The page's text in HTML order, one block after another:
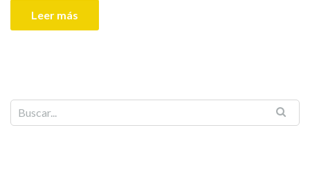
Leer más